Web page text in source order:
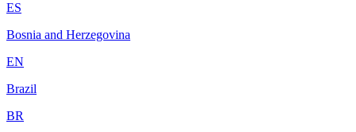
ES
Bosnia and Herzegovina
EN
Brazil
BR